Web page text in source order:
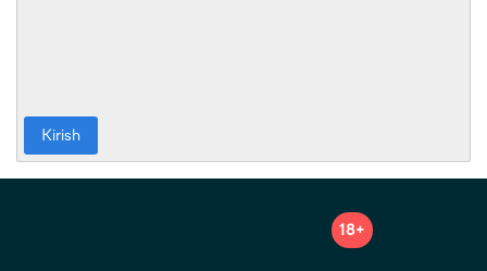
Kirish
18+